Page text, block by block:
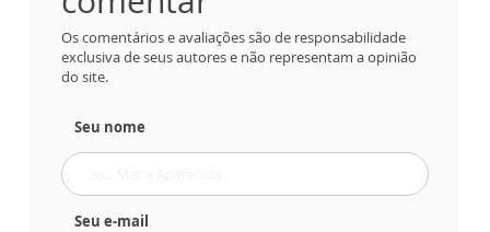
Os comentários e avaliações são de responsabilidade
exclusiva de seus autores e não representam a opinião
do site.
Seu nome
Seu e-mail